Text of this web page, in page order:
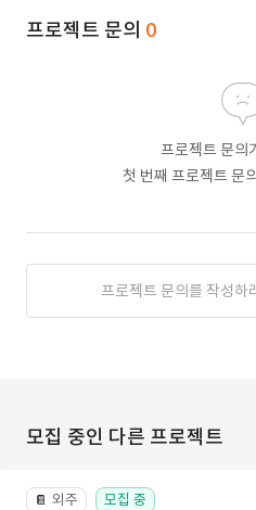
프로젝트 문의 0
프로젝트 문의
첫 번째 프로젝트 문
프로젝트 문의를 작성하
모집 중인 다른 프로젝트
📔 외주 모집 중